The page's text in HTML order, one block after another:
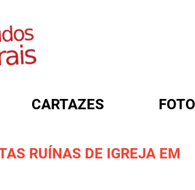
CARTAZES
RUÍNAS DE IGREJA EM